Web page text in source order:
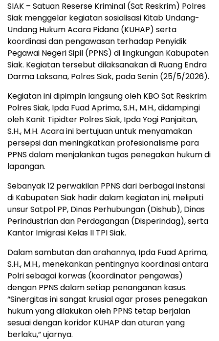
SIAK – Satuan Reserse Kriminal (Sat Reskrim) Polres
Siak menggelar kegiatan sosialisasi Kitab Undang-
Undang Hukum Acara Pidana (KUHAP) serta
koordinasi dan pengawasan terhadap Penyidik
Pegawai Negeri Sipil (PPNS) di lingkungan Kabupaten
Siak. Kegiatan tersebut dilaksanakan di Ruang Endra
Darma Laksana, Polres Siak, pada Senin (25/5/2026).
Kegiatan ini dipimpin langsung oleh KBO Sat Reskrim
Polres Siak, Ipda Fuad Aprima, S.H., M.H., didampingi
oleh Kanit Tipidter Polres Siak, Ipda Yogi Panjaitan,
S.H., M.H. Acara ini bertujuan untuk menyamakan
persepsi dan meningkatkan profesionalisme para
PPNS dalam menjalankan tugas penegakan hukum di
lapangan.
Sebanyak 12 perwakilan PPNS dari berbagai instansi
di Kabupaten Siak hadir dalam kegiatan ini, meliputi
unsur Satpol PP, Dinas Perhubungan (Dishub), Dinas
Perindustrian dan Perdagangan (Disperindag), serta
Kantor Imigrasi Kelas II TPI Siak.
Dalam sambutan dan arahannya, Ipda Fuad Aprima,
S.H., M.H., menekankan pentingnya koordinasi antara
Polri sebagai korwas (koordinator pengawas)
dengan PPNS dalam setiap penanganan kasus.
“Sinergitas ini sangat krusial agar proses penegakan
hukum yang dilakukan oleh PPNS tetap berjalan
sesuai dengan koridor KUHAP dan aturan yang
berlaku,” ujarnya.